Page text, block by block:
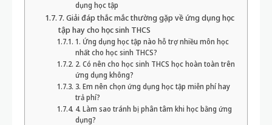
dụng học tập
7. Giải đáp thắc mắc thường gặp về ứng dụng học
tập hay cho học sinh THCS
1. Ứng dụng học tập nào hỗ trợ nhiều môn học
nhất cho học sinh THCS?
2. Có nên cho học sinh THCS học hoàn toàn trên
ứng dụng không?
3. Em nên chọn ứng dụng học tập miễn phí hay
trả phí?
4. Làm sao tránh bị phân tâm khi học bằng ứng
dụng?